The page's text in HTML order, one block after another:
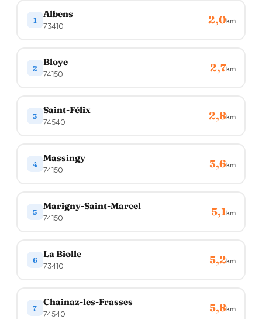
1
Albens
73410 2,0km
2
Bloye
74150 2,7km
3
Saint-Félix
74540 2,8km
4
Massingy
74150 3,6km
5
Marigny-Saint-Marcel
74150 5,1km
6
La Biolle
73410 5,2km
7
Chainaz-les-Frasses
74540 5,8km